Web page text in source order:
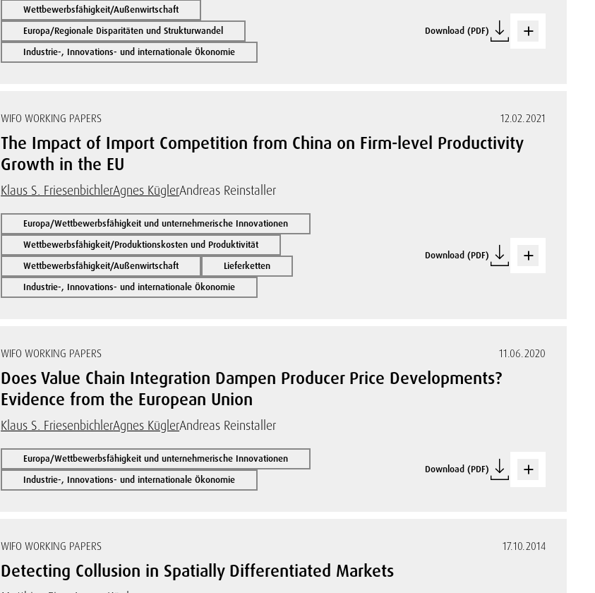
Wettbewerbsfähigkeit/Außenwirtschaft
Europa/Regionale Disparitäten und Strukturwandel
Industrie-, Innovations- und internationale Ökonomie
Download (PDF)
WIFO WORKING PAPERS 12.02.2021
The Impact of Import Competition from China on Firm-level Productivity
Growth in the EU
Klaus S. FriesenbichlerAgnes KüglerAndreas Reinstaller
Europa/Wettbewerbsfähigkeit und unternehmerische Innovationen
Wettbewerbsfähigkeit/Produktionskosten und Produktivität
Wettbewerbsfähigkeit/Außenwirtschaft
Lieferketten
Industrie-, Innovations- und internationale Ökonomie
Download (PDF)
WIFO WORKING PAPERS 11.06.2020
Does Value Chain Integration Dampen Producer Price Developments?
Evidence from the European Union
Klaus S. FriesenbichlerAgnes KüglerAndreas Reinstaller
Europa/Wettbewerbsfähigkeit und unternehmerische Innovationen
Industrie-, Innovations- und internationale Ökonomie
Download (PDF)
WIFO WORKING PAPERS 17.10.2014
Detecting Collusion in Spatially Differentiated Markets